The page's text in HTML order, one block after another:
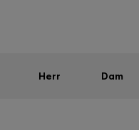
Herr Dam